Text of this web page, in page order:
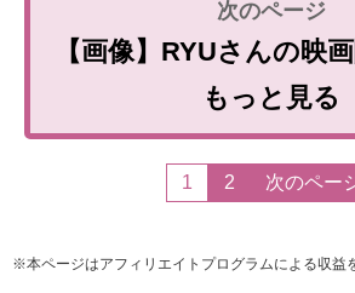
【画像】RYUさんの映
もっと見る
1 2 次のペー
※本ページはアフィリエイトプログラムによる収益